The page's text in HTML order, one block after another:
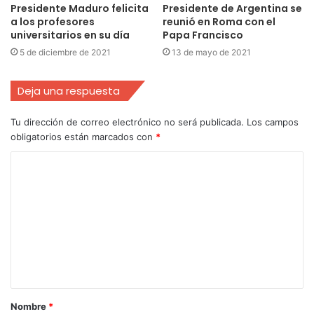
Presidente Maduro felicita
a los profesores
universitarios en su día
5 de diciembre de 2021
Presidente de Argentina se
reunió en Roma con el
Papa Francisco
13 de mayo de 2021
Deja una respuesta
Tu dirección de correo electrónico no será publicada. Los campos
obligatorios están marcados con *
Nombre *